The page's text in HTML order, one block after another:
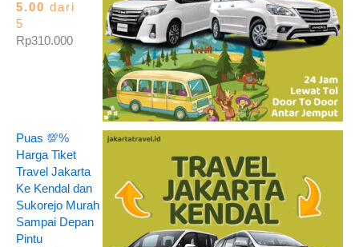
5.00 dari
5
Rp310.000
Puas 💯%
Harga Tiket
Travel Jakarta
Ke Kendal dan
Sukorejo Murah
Sampai Depan
Pintu